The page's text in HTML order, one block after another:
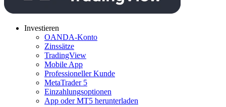
Investieren
OANDA-Konto
Zinssätze
TradingView
Mobile App
Professioneller Kunde
MetaTrader 5
Einzahlungsoptionen
App oder MT5 herunterladen